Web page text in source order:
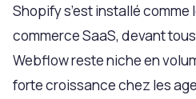
Shopify s’est installé
commerce SaaS, devant
Webflow reste niche en
forte croissance chez les